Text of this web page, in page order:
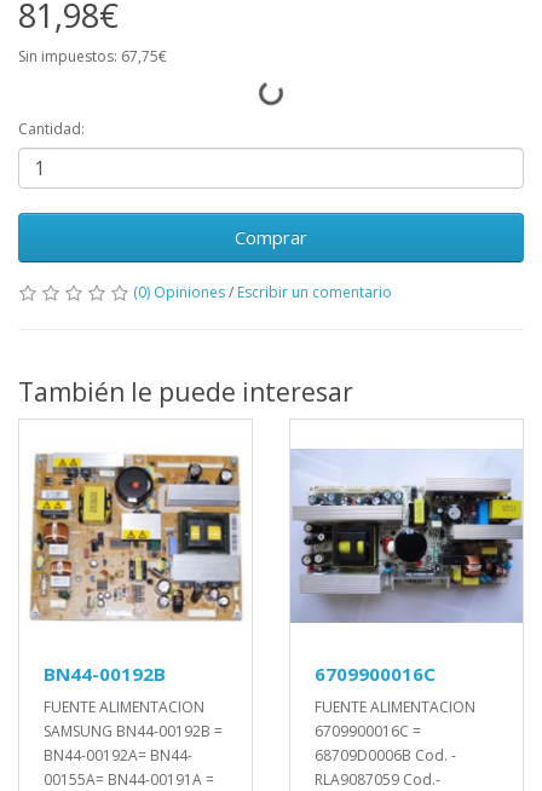
81,98€
Sin impuestos: 67,75€
Cantidad:
Comprar
(0) Opiniones/ Escribir un comentario
También le puede interesar
BN44-00192B
FUENTE ALIMENTACION
SAMSUNG BN44-00192B =
BN44-00192A= BN44-
00155A= BN44-00191A =
6709900016C
FUENTE ALIMENTACION
6709900016C =
68709D0006B Cod. -
RLA9087059 Cod.-